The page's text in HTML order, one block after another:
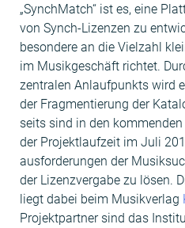
„Synch­Match“ ist es, eine
von Synch-Lizen­zen zu
beson­dere an die Vielzahl
im Musikgeschäft richtet.
zen­tralen Anlauf­punk­ts wird
der Frag­men­tierung der
seits sind in den
der Pro­jek­t­laufzeit im Juli
aus­forderun­gen der
der Lizen­zver­gabe zu lösen.
liegt dabei beim Musikver­lag
Pro­jek­t­part­ner sind das